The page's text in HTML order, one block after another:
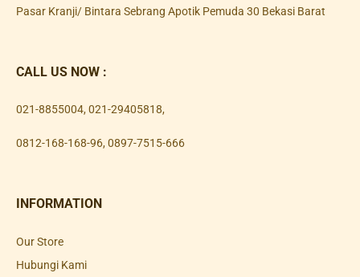
Pasar Kranji/ Bintara Sebrang Apotik Pemuda 30 Bekasi Barat
CALL US NOW :
021-8855004, 021-29405818,
0812-168-168-96, 0897-7515-666
INFORMATION
Our Store
Hubungi Kami